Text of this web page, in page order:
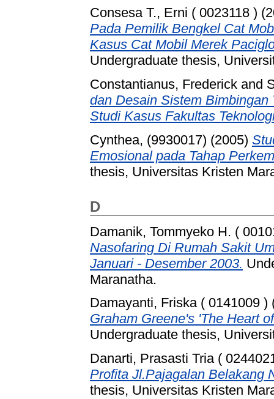
Consesa T., Erni ( 0023118 )
Pada Pemilik Bengkel Cat
Kasus Cat Mobil Merek
Undergraduate thesis,
Constantianus, Frederick and
dan Desain Sistem
Studi Kasus Fakultas
Cynthea, (9930017) (2005)
Emosional pada Tahap
thesis, Universitas Kristen
D
Damanik, Tommyeko H. (
Nasofaring Di Rumah Sakit
Januari - Desember 2003.
Maranatha.
Damayanti, Friska ( 0141009 )
Graham Greene's 'The Heart
Undergraduate thesis,
Danarti, Prasasti Tria (
Profita Jl.Pajagalan Belakang
thesis, Universitas Kristen